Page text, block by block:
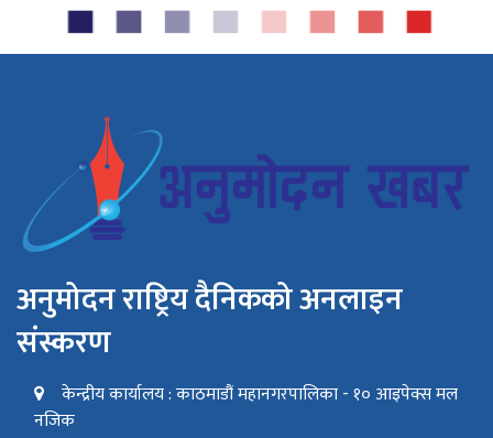
अनुमोदन राष्ट्रिय दैनिकको अनलाइन
संस्करण
केन्द्रीय कार्यालय : काठमाडौं महानगरपालिका - १० आइपेक्स मल
नजिक